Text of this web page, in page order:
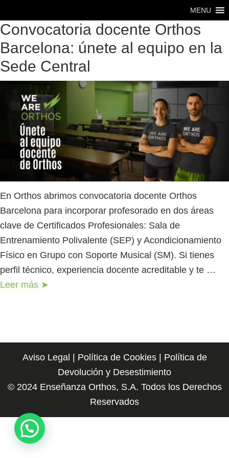
al
contenido
principal
al
pie
de
página
MENU
Convocatoria docente Orthos
Barcelona: únete al equipo en la
Sede Central
En Orthos abrimos convocatoria docente Orthos
Barcelona para incorporar profesorado en dos áreas
clave de Certificados Profesionales: Sala de
Entrenamiento Polivalente (SEP) y Acondicionamiento
Físico en Grupo con Soporte Musical (SM). Si tienes
perfil técnico, experiencia docente acreditable y te …
Leer más ➤
Aviso Legal Política de Cookies| Política de
Devolución y Desestimiento
© 2024 Enseñanza Orthos, S.A. Todos los Derechos
Reservados